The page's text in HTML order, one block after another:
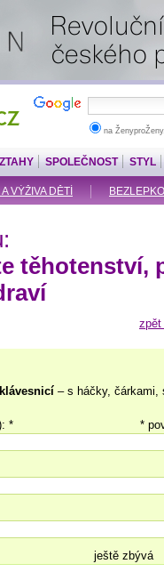
na
VÝŽIVA DĚTÍ
SPOLEČNOST STYL
těhotenství,
zpět
– s háčky, čárkami,
*
*
ještě zbývá